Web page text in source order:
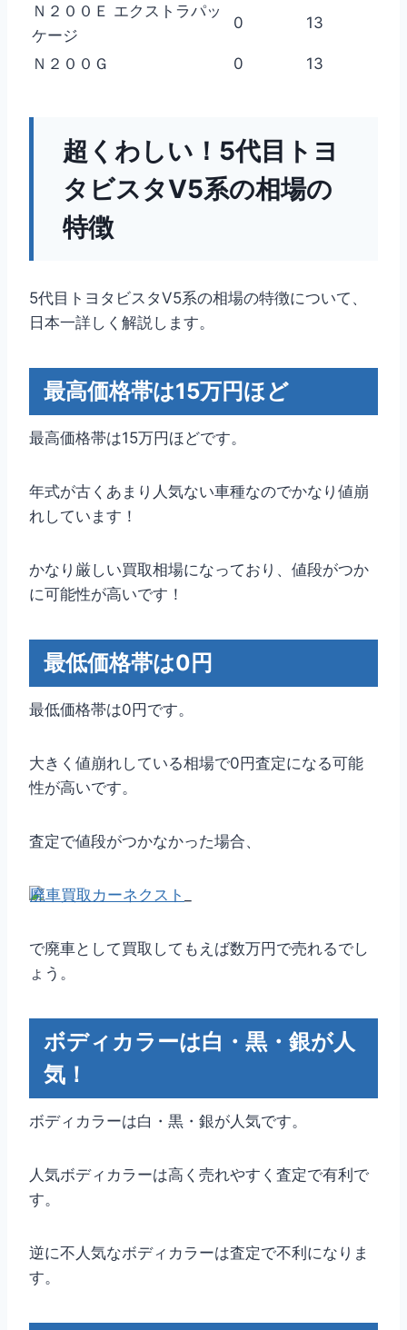
Ｎ２００Ｅ エクストラパッ
ケージ
0 13
Ｎ２００Ｇ 0 13
超くわしい！5代目トヨ
タビスタV5系の相場の
特徴
5代目トヨタビスタV5系の相場の特徴について、
日本一詳しく解説します。
最高価格帯は15万円ほど
最高価格帯は15万円ほどです。
年式が古くあまり人気ない車種なのでかなり値崩
れしています！
かなり厳しい買取相場になっており、値段がつか
に可能性が高いです！
最低価格帯は0円
最低価格帯は0円です。
大きく値崩れしている相場で0円査定になる可能
性が高いです。
査定で値段がつかなかった場合、
廃車買取カーネクスト
で廃車として買取してもえば数万円で売れるでし
ょう。
ボディカラーは白・黒・銀が人
気！
ボディカラーは白・黒・銀が人気です。
人気ボディカラーは高く売れやすく査定で有利で
す。
逆に不人気なボディカラーは査定で不利になりま
す。